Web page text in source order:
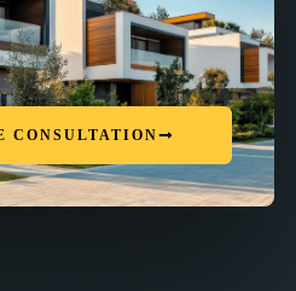
CONSULTATION